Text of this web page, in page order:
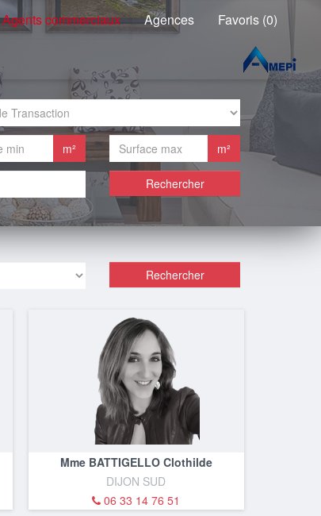
Agents commerciaux Agences Favoris (0)
m² m²
Rechercher
Rechercher
Mme BATTIGELLO Clothilde
DIJON SUD
06 33 14 76 51